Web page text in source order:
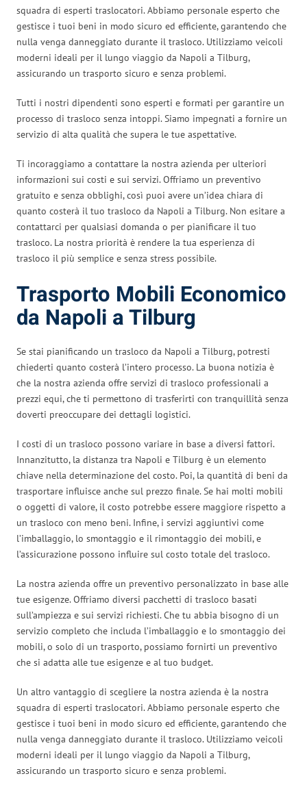
squadra di esperti traslocatori. Abbiamo personale esperto che
gestisce i tuoi beni in modo sicuro ed efficiente, garantendo che
nulla venga danneggiato durante il trasloco. Utilizziamo veicoli
moderni ideali per il lungo viaggio da Napoli a Tilburg,
assicurando un trasporto sicuro e senza problemi.
Tutti i nostri dipendenti sono esperti e formati per garantire un
processo di trasloco senza intoppi. Siamo impegnati a fornire un
servizio di alta qualità che supera le tue aspettative.
Ti incoraggiamo a contattare la nostra azienda per ulteriori
informazioni sui costi e sui servizi. Offriamo un preventivo
gratuito e senza obblighi, così puoi avere un’idea chiara di
quanto costerà il tuo trasloco da Napoli a Tilburg. Non esitare a
contattarci per qualsiasi domanda o per pianificare il tuo
trasloco. La nostra priorità è rendere la tua esperienza di
trasloco il più semplice e senza stress possibile.
Trasporto Mobili Economico
da Napoli a Tilburg
Se stai pianificando un trasloco da Napoli a Tilburg, potresti
chiederti quanto costerà l’intero processo. La buona notizia è
che la nostra azienda offre servizi di trasloco professionali a
prezzi equi, che ti permettono di trasferirti con tranquillità senza
doverti preoccupare dei dettagli logistici.
I costi di un trasloco possono variare in base a diversi fattori.
Innanzitutto, la distanza tra Napoli e Tilburg è un elemento
chiave nella determinazione del costo. Poi, la quantità di beni da
trasportare influisce anche sul prezzo finale. Se hai molti mobili
o oggetti di valore, il costo potrebbe essere maggiore rispetto a
un trasloco con meno beni. Infine, i servizi aggiuntivi come
l’imballaggio, lo smontaggio e il rimontaggio dei mobili, e
l’assicurazione possono influire sul costo totale del trasloco.
La nostra azienda offre un preventivo personalizzato in base alle
tue esigenze. Offriamo diversi pacchetti di trasloco basati
sull’ampiezza e sui servizi richiesti. Che tu abbia bisogno di un
servizio completo che includa l’imballaggio e lo smontaggio dei
mobili, o solo di un trasporto, possiamo fornirti un preventivo
che si adatta alle tue esigenze e al tuo budget.
Un altro vantaggio di scegliere la nostra azienda è la nostra
squadra di esperti traslocatori. Abbiamo personale esperto che
gestisce i tuoi beni in modo sicuro ed efficiente, garantendo che
nulla venga danneggiato durante il trasloco. Utilizziamo veicoli
moderni ideali per il lungo viaggio da Napoli a Tilburg,
assicurando un trasporto sicuro e senza problemi.